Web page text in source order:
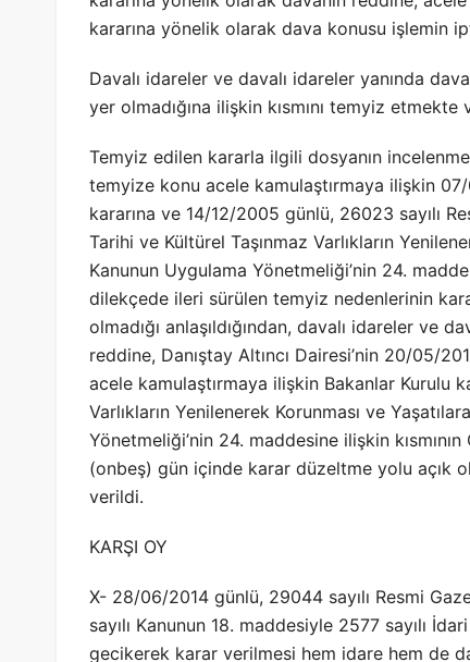
kararına yönelik olarak dava konusu işlemin
Davalı idareler ve davalı idareler yanında
yer olmadığına ilişkin kısmını temyiz etmekte
Temyiz edilen kararla ilgili dosyanın
temyize konu acele kamulaştırmaya ilişkin
kararına ve 14/12/2005 günlü, 26023 sayılı
Tarihi ve Kültürel Taşınmaz Varlıkların
Kanunun Uygulama Yönetmeliği’nin 24.
dilekçede ileri sürülen temyiz nedenlerinin
olmadığı anlaşıldığından, davalı idareler ve
reddine, Danıştay Altıncı Dairesi’nin 20/05/
acele kamulaştırmaya ilişkin Bakanlar Kurulu
Varlıkların Yenilenerek Korunması ve
Yönetmeliği’nin 24. maddesine ilişkin
(onbeş) gün içinde karar düzeltme yolu açık
verildi.
KARŞI OY
X- 28/06/2014 günlü, 29044 sayılı Resmi
sayılı Kanunun 18. maddesiyle 2577 sayılı
gecikerek karar verilmesi hem idare hem de